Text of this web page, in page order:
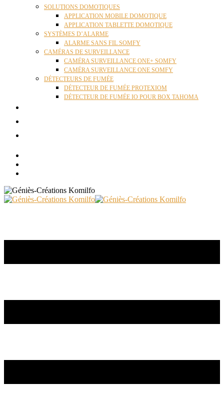
SOLUTIONS DOMOTIQUES
APPLICATION MOBILE DOMOTIQUE
APPLICATION TABLETTE DOMOTIQUE
SYSTÈMES D’ALARME
ALARME SANS FIL SOMFY
CAMÉRAS DE SURVEILLANCE
CAMÉRA SURVEILLANCE ONE+ SOMFY
CAMÉRA SURVEILLANCE ONE SOMFY
DÉTECTEURS DE FUMÉE
DÉTECTEUR DE FUMÉE PROTEXIOM
DÉTECTEUR DE FUMÉE IO POUR BOX TAHOMA